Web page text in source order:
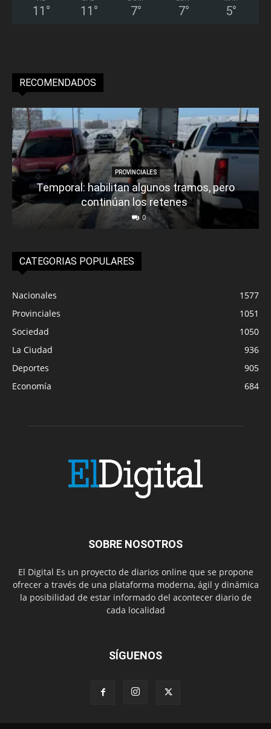
11 ° 11 ° 7° 7° 5°
RECOMENDADOS
PROVINCIALES
Temporal: habilitan algunos tramos, pero
continúan los retenes
0
CATEGORIAS POPULARES
Nacionales
1577
Provinciales
1051
Sociedad
1050
La Ciudad
936
Deportes
905
Economía
684
SOBRE NOSOTROS
El Digital Es un proyecto de diarios online que se propone
ofrecer a través de una plataforma moderna, ágil y dinámica
la posibilidad de estar informado del acontecer diario de
cada localidad
SÍGUENOS